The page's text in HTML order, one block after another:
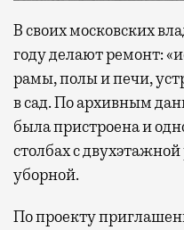
В своих московских
году делают ремонт:
рамы, полы и печи,
в сад. По архивным
была пристроена и
столбах с двухэтажной
уборной.
По проекту